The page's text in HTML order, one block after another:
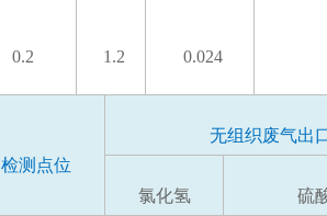
0.2 1.2 0.024
检测点位
无组织废气出
氯化氢 硫